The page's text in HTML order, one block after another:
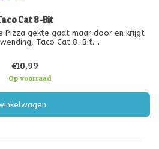
Cat 8-Bit
Pizza gekte gaat maar door en krijgt
Taco Cat 8-Bit.
stapel als het woord overeenkomt
€10,99
Op voorraad